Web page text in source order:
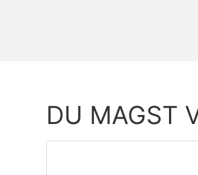
DU MAGST